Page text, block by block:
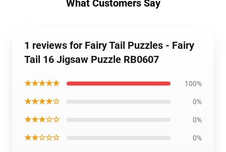
What Customers Say
1 reviews for Fairy Tail Puzzles - Fairy
Tail 16 Jigsaw Puzzle RB0607
★★★★★ 100%
★★★★☆ 0%
★★★☆☆ 0%
★★☆☆☆ 0%